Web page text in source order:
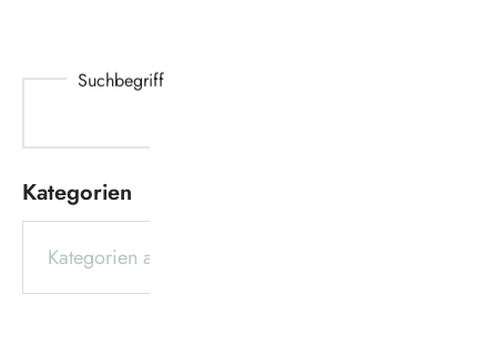
Suchbegriff
Kategorien